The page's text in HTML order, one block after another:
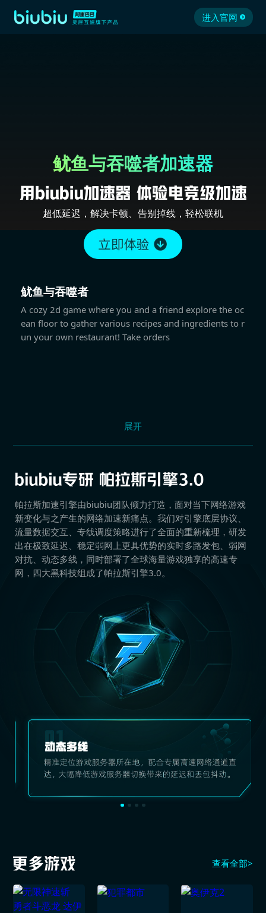
进入官网
鱿鱼与吞噬者加速器
超低延迟，解决卡顿、告别掉线，轻松联机
鱿鱼与吞噬者
A cozy 2d game where you and a friend explore the oc
ean floor to gather various recipes and ingredients to r
un your own restaurant! Take orders
展开
帕拉斯加速引擎由biubiu团队倾力打造，面对当下网络游戏
新变化与之产生的网络加速新痛点。我们对引擎底层协议、
流量数据交互、专线调度策略进行了全面的重新梳理，研发
出在极致延迟、稳定弱网上更具优势的实时多路发包、弱网
对抗、动态多线，同时部署了全球海量游戏独享的高速专
网，四大黑科技组成了帕拉斯引擎3.0。
查看全部>